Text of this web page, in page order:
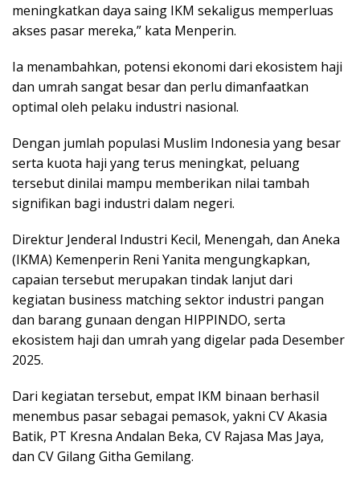
meningkatkan daya saing IKM sekaligus memperluas
akses pasar mereka,” kata Menperin.
Ia menambahkan, potensi ekonomi dari ekosistem haji
dan umrah sangat besar dan perlu dimanfaatkan
optimal oleh pelaku industri nasional.
Dengan jumlah populasi Muslim Indonesia yang besar
serta kuota haji yang terus meningkat, peluang
tersebut dinilai mampu memberikan nilai tambah
signifikan bagi industri dalam negeri.
Direktur Jenderal Industri Kecil, Menengah, dan Aneka
(IKMA) Kemenperin Reni Yanita mengungkapkan,
capaian tersebut merupakan tindak lanjut dari
kegiatan business matching sektor industri pangan
dan barang gunaan dengan HIPPINDO, serta
ekosistem haji dan umrah yang digelar pada Desember
2025.
Dari kegiatan tersebut, empat IKM binaan berhasil
menembus pasar sebagai pemasok, yakni CV Akasia
Batik, PT Kresna Andalan Beka, CV Rajasa Mas Jaya,
dan CV Gilang Githa Gemilang.